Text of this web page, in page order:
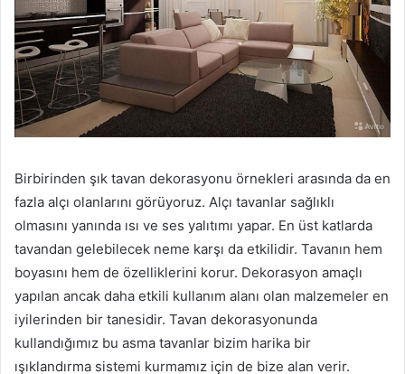
Birbirinden şık tavan dekorasyonu örnekleri arasında da en
fazla alçı olanlarını görüyoruz. Alçı tavanlar sağlıklı
olmasını yanında ısı ve ses yalıtımı yapar. En üst katlarda
tavandan gelebilecek neme karşı da etkilidir. Tavanın hem
boyasını hem de özelliklerini korur. Dekorasyon amaçlı
yapılan ancak daha etkili kullanım alanı olan malzemeler en
iyilerinden bir tanesidir. Tavan dekorasyonunda
kullandığımız bu asma tavanlar bizim harika bir
ışıklandırma sistemi kurmamız için de bize alan verir.